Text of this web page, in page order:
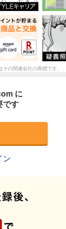
の関連会社の商標です。
に
です
ン